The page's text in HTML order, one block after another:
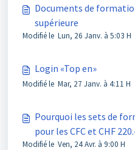
Documents de
supérieure
Modifié le Lun, 26 Janv. à 5:03 H
Login «Top en»
Modifié le Mar, 27 Janv. à 4:11 H
Pourquoi les sets de
pour les CFC et CHF
Modifié le Ven, 24 Avr. à 9:00 H